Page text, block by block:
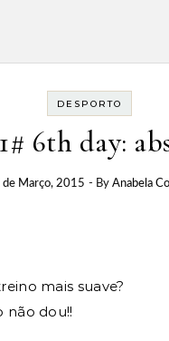
DESPORTO
1# 6th day:
de Março, 2015 - ByAnabela
mais suave?
não dou!!